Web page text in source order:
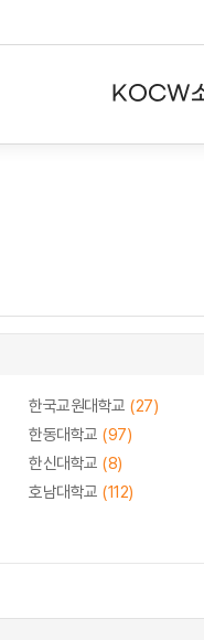
KOCW
한국교원대학교 (27)
한동대학교 (97)
한신대학교 (8)
호남대학교 (112)